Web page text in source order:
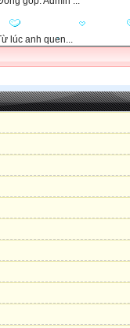
lúc anh quen...